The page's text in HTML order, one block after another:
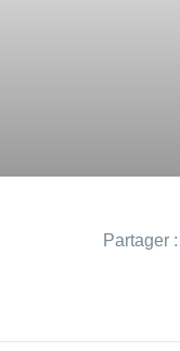
Partager :